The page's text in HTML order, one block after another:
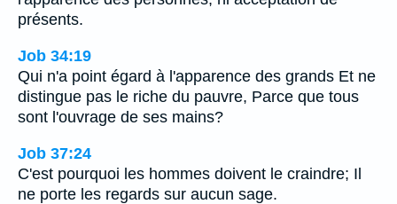
présents.
Job 34:19
Qui n'a point égard à l'apparence des grands Et ne
distingue pas le riche du pauvre, Parce que tous
sont l'ouvrage de ses mains?
Job 37:24
C'est pourquoi les hommes doivent le craindre; Il
ne porte les regards sur aucun sage.